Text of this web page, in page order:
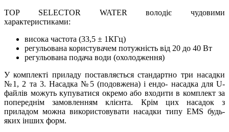
TOP SELECTOR WATER володіє чудовими
характеристиками:
висока частота (33,5 ± 1КГц)
регульована користувачем потужність від 20 до 40 Вт
регульована подача води (охолодження)
У комплекті приладу поставляється стандартно три насадки
№1, 2 та 3. Насадка №5 (подовжена) і ендо- насадка для U-
файлів можуть купуватися окремо або входити в комплект за
попереднім замовленням клієнта. Крім цих насадок з
приладом можна використовувати насадки типу EMS будь-
яких інших форм.